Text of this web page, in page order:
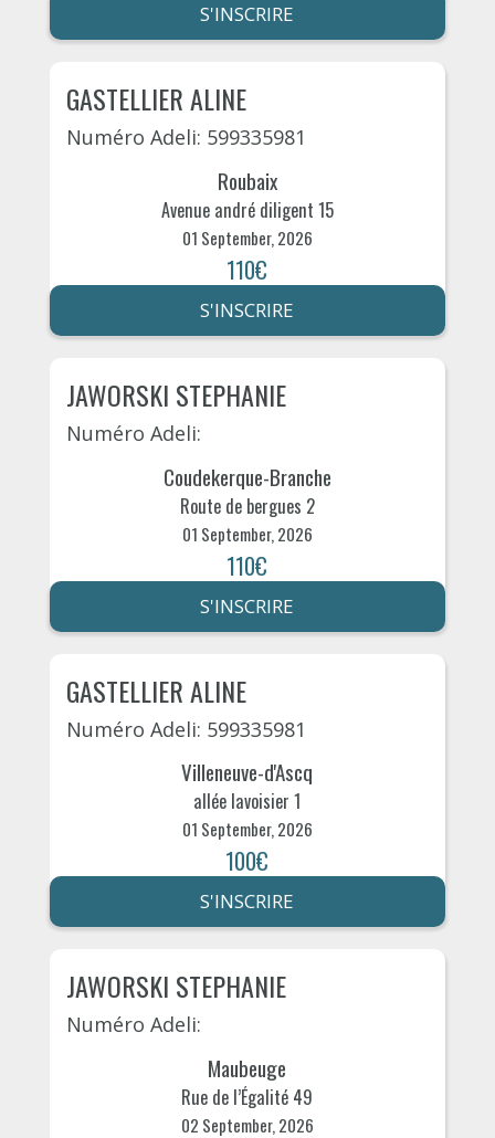
S'INSCRIRE
GASTELLIER ALINE
Numéro Adeli: 599335981
Roubaix
Avenue andré diligent 15
01 September, 2026
110€
S'INSCRIRE
JAWORSKI STEPHANIE
Numéro Adeli:
Coudekerque-Branche
Route de bergues 2
01 September, 2026
110€
S'INSCRIRE
GASTELLIER ALINE
Numéro Adeli: 599335981
Villeneuve-d'Ascq
allée lavoisier 1
01 September, 2026
100€
S'INSCRIRE
JAWORSKI STEPHANIE
Numéro Adeli:
Maubeuge
Rue de l’Égalité 49
02 September, 2026